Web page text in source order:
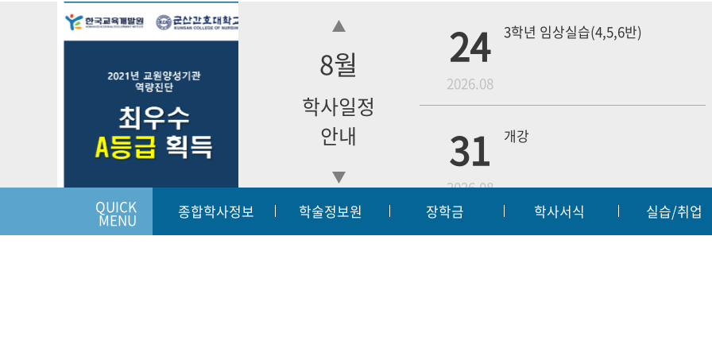
QUICK
MENU 종합학사정보 학술정보원 장학금 학사서식 실습/취업
8월
학사일정
안내
24
2026.08
3학년 임상실습(4,5,6반)
31
2026.08
개강
18 4학년 1차 모의고사
입학상담하기 | 개인정보처리방침 | 이메일무단수집거부 | 예결산공고 | 입찰공고 | 대학정보